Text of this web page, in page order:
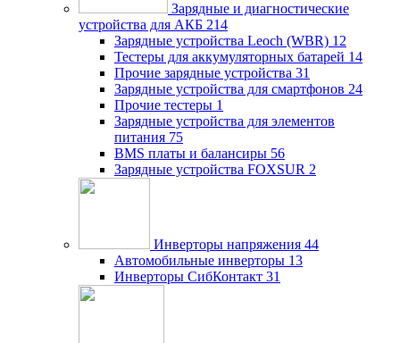
Зарядные и диагностические
устройства для АКБ 214
Зарядные устройства Leoch (WBR) 12
Тестеры для аккумуляторных батарей 14
Прочие зарядные устройства 31
Зарядные устройства для смартфонов 24
Прочие тестеры 1
Зарядные устройства для элементов
питания 75
BMS платы и балансиры 56
Зарядные устройства FOXSUR 2
Инверторы напряжения 44
Автомобильные инверторы 13
Инверторы СибКонтакт 31